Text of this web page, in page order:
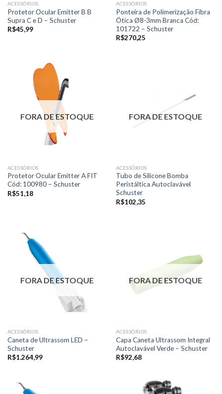
ACESSÓRIOS
Protetor Ocular Emitter B B
Supra C e D – Schuster
R$45,99
ACESSÓRIOS
Ponteira de Polimerização Fibra
Ótica Ø8-3mm Branca Cód:
101722 – Schuster
R$270,25
FORA DE ESTOQUE
ACESSÓRIOS
Protetor Ocular Emitter A FIT
Cód: 100980 – Schuster
R$51,18
FORA DE ESTOQUE
ACESSÓRIOS
Tubo de Silicone Bomba
Peristáltica Autoclavável
Schuster
R$102,35
FORA DE ESTOQUE
ACESSÓRIOS
Caneta de Ultrassom LED –
Schuster
R$1.264,99
FORA DE ESTOQUE
ACESSÓRIOS
Capa Caneta Ultrassom Integral
Autoclavável Verde – Schuster
R$92,68